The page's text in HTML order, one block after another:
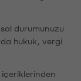
durumunuzu
hukuk, vergi